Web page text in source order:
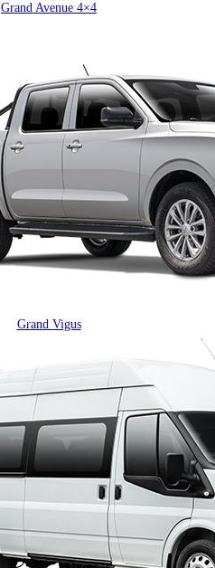
Grand Avenue 4×4
Grand Vigus